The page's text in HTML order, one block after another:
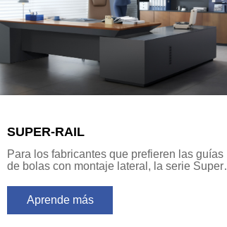
SUPER-RAIL
Para los fabricantes que prefieren las guías
de bolas con montaje lateral, la serie Super-
con freno, sin cambiar las especificaciones.
Aprende más